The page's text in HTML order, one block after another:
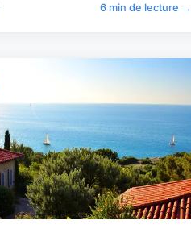
6 min de lecture →